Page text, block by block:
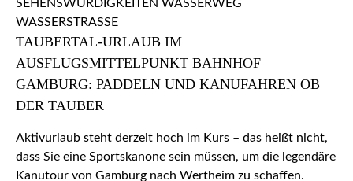
TAUBERTAL-URLAUB IM
AUSFLUGSMITTELPUNKT BAHNHOF
GAMBURG: PADDELN UND KANUFAHREN OB
DER TAUBER
Aktivurlaub steht derzeit hoch im Kurs – das heißt nicht,
dass Sie eine Sportskanone sein müssen, um die legendäre
Kanutour von Gamburg nach Wertheim zu schaffen.